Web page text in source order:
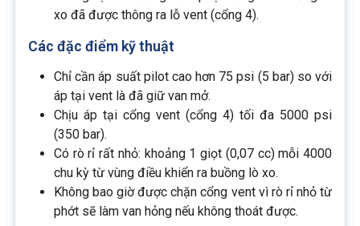
xo đã được thông ra lỗ vent (cổng 4).
Các đặc điểm kỹ thuật
Chỉ cần áp suất pilot cao hơn 75 psi (5 bar) so với
áp tại vent là đã giữ van mở.
Chịu áp tại cổng vent (cổng 4) tối đa 5000 psi
(350 bar).
Có rò rỉ rất nhỏ: khoảng 1 giọt (0,07 cc) mỗi 4000
chu kỳ từ vùng điều khiển ra buồng lò xo.
Không bao giờ được chặn cổng vent vì rò rỉ nhỏ từ
phớt sẽ làm van hỏng nếu không thoát được.